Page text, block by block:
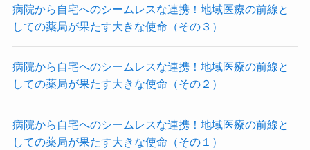
病院から自宅へのシームレスな連携！地域医療の前線と
しての薬局が果たす大きな使命（その３）
病院から自宅へのシームレスな連携！地域医療の前線と
しての薬局が果たす大きな使命（その２）
病院から自宅へのシームレスな連携！地域医療の前線と
しての薬局が果たす大きな使命（その１）